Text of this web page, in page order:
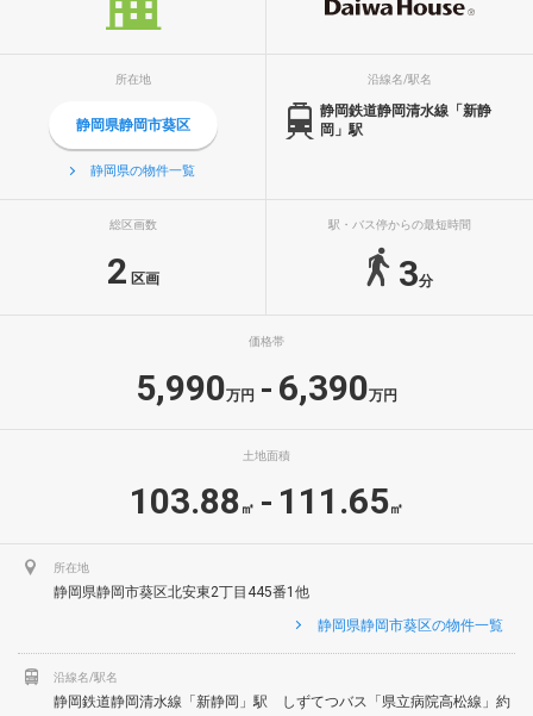
所在地
静岡県静岡市葵区
静岡県の物件一覧
沿線名/駅名
静岡鉄道静岡清水線「新静
岡」駅
総区画数
2 区画
駅・バス停からの最短時間
3 分
価格帯
5,990万円 - 6,390万円
土地面積
103.88 ㎡ - 111.65㎡
所在地
静岡県静岡市葵区北安東2丁目445番1他
静岡県静岡市葵区の物件一覧
沿線名/駅名
静岡鉄道静岡清水線「新静岡」駅 しずてつバス「県立病院高松線」約